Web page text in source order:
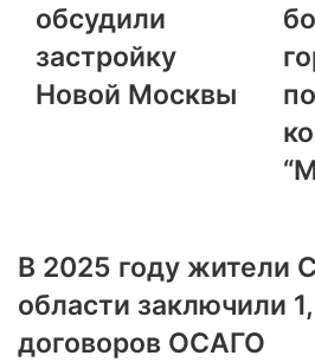
обсудили
застройку
Новой Москвы
В 2025 году жители
области заключили
договоров ОСАГО